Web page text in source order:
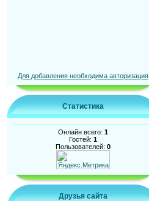
Для добавления необходима авторизация
Статистика
Онлайн всего: 1
Гостей: 1
Пользователей: 0
Друзья сайта